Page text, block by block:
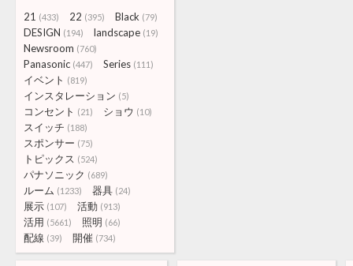
21 (433) 22 (395) Black (79)
DESIGN (194) landscape (19)
Newsroom (760)
Panasonic (447) Series (111)
イベント (819)
インスタレーション (5)
コンセント (21) ショウ (10)
スイッチ (188)
スポンサー (75)
トピックス (524)
パナソニック (689)
ルーム (1233) 器具 (24)
展示 (107) 活動 (913)
活用 (5661) 照明 (66)
配線 (39) 開催 (734)